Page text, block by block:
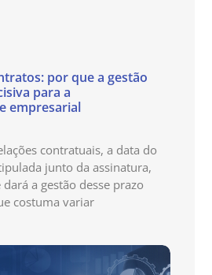
por que a gestão
para a
empresarial
contratuais, a data do
junto da assinatura,
a gestão desse prazo
costuma variar